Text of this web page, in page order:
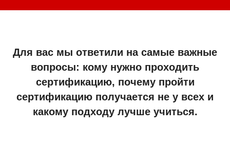
Для вас мы ответили на самые важные
вопросы: кому нужно проходить
сертификацию, почему пройти
сертификацию получается не у всех и
какому подходу лучше учиться.